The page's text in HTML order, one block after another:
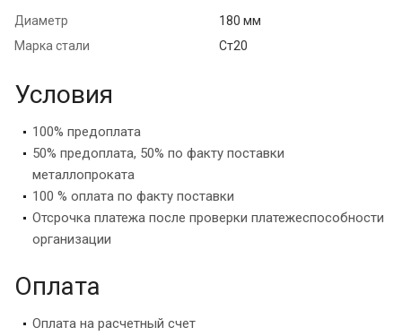
Диаметр
180 мм
Марка стали
Ст20
Условия
100% предоплата
50% предоплата, 50% по факту поставки
металлопроката
100 % оплата по факту поставки
Отсрочка платежа после проверки платежеспособности
организации
Оплата
Оплата на расчетный счет